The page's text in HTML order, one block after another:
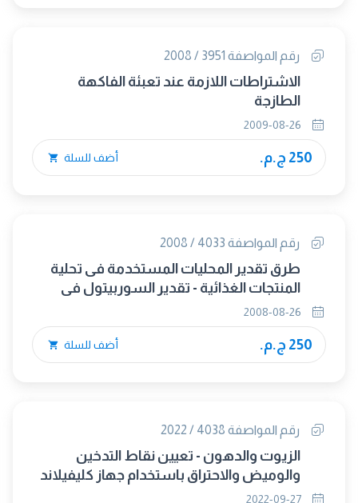
رقم المواصفة 3951 / 2008
الاشتراطات اللازمة عند تعبئة الفاكهة
الطازجة
250 ج.م. أضف للسلة
رقم المواصفة 4033 / 2008
طرق تقدير المحليات المستخدمة فى تحلية
المنتجات الغذائية - تقدير السوربيتول فى
الاغذية باستخدام جهاز التحلية
الكروماتوجرافى الغازى .
250 ج.م. أضف للسلة
رقم المواصفة 4038 / 2022
الزيوت والدهون - تعيين نقاط التدخين
والوميض والاحتراق باستخدام جهاز كليفيلاند
ذي الكأس المفتوح.